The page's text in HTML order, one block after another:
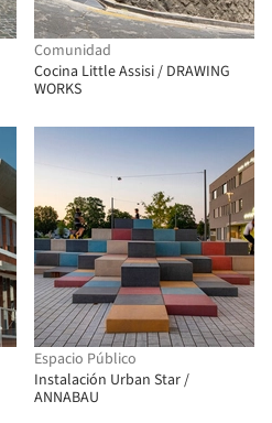
Comunidad
Cocina Little Assisi / DRAWING
WORKS
Espacio Público
Instalación Urban Star /
ANNABAU